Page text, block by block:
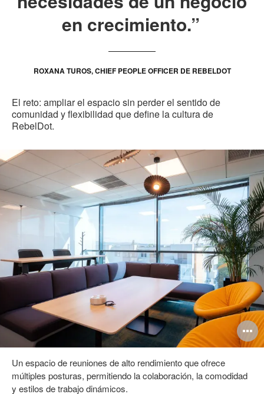
en crecimiento.”
ROXANA TUROS, CHIEF PEOPLE OFFICER DE REBELDOT
El reto: ampliar el espacio sin perder el sentido de
comunidad y flexibilidad que define la cultura de
RebelDot.
Un espacio de reuniones de alto rendimiento que ofrece
múltiples posturas, permitiendo la colaboración, la comodidad
y estilos de trabajo dinámicos.